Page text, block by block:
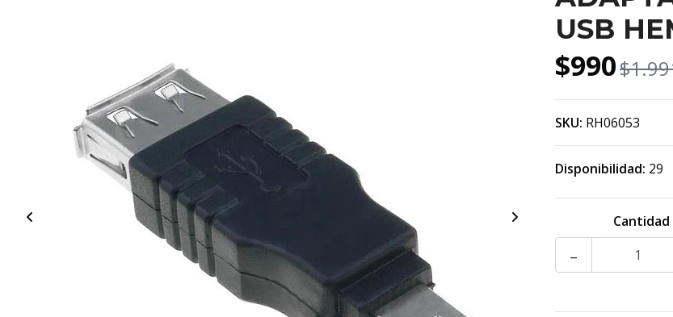
USB
$990
SKU: RH06053
Disponibilidad: 29
Cantidad
-